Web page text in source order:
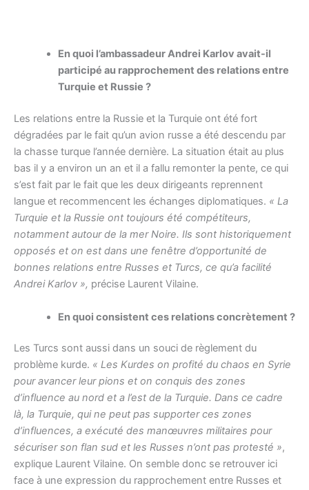
En quoi l’ambassadeur Andrei Karlov avait-il
participé au rapprochement des relations entre
Turquie et Russie ?
Les relations entre la Russie et la Turquie ont été fort
dégradées par le fait qu’un avion russe a été descendu par
la chasse turque l’année dernière. La situation était au plus
bas il y a environ un an et il a fallu remonter la pente, ce qui
s’est fait par le fait que les deux dirigeants reprennent
langue et recommencent les échanges diplomatiques. « La
Turquie et la Russie ont toujours été compétiteurs,
notamment autour de la mer Noire. Ils sont historiquement
opposés et on est dans une fenêtre d’opportunité de
bonnes relations entre Russes et Turcs, ce qu’a facilité
Andrei Karlov », précise Laurent Vilaine.
En quoi consistent ces relations concrètement ?
Les Turcs sont aussi dans un souci de règlement du
problème kurde. « Les Kurdes on profité du chaos en Syrie
pour avancer leur pions et on conquis des zones
d’influence au nord et a l’est de la Turquie. Dans ce cadre
là, la Turquie, qui ne peut pas supporter ces zones
d’influences, a exécuté des manœuvres militaires pour
sécuriser son flan sud et les Russes n’ont pas protesté »,
explique Laurent Vilaine. On semble donc se retrouver ici
face à une expression du rapprochement entre Russes et